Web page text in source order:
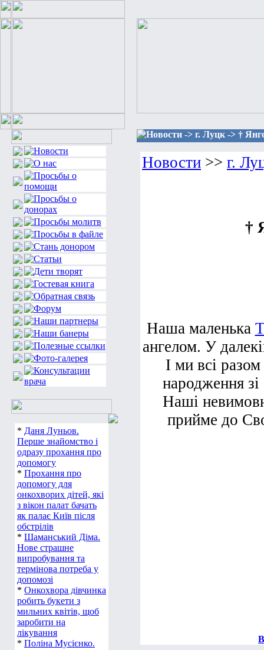
* Даня Луньов.
Перше знайомство і
одразу прохання про
допомогу
* Прохання про
допомогу для
онкохворих дітей, які
з вікон палат бачать
як палає Київ після
обстрілів
* Шаманський Діма.
Нове страшне
випробування та
термінова потреба у
допомозі
* Онкохвора дівчинка
робить букети з
мильних квітів, щоб
заробити на
лікування
* Поліна Мусієнко.
Новости -> г. Луцк -> †
Новости >> г.
†
Наша маленька
ангелом. У
І ми всі
народження
Наші
прийме до